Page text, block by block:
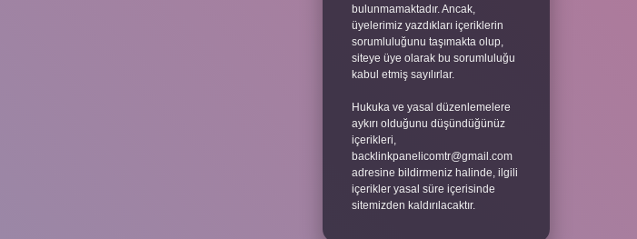
bulunmamaktadır. Ancak,
üyelerimiz yazdıkları içeriklerin
sorumluluğunu taşımakta olup,
siteye üye olarak bu sorumluluğu
kabul etmiş sayılırlar.
Hukuka ve yasal düzenlemelere
aykırı olduğunu düşündüğünüz
içerikleri,
backlinkpanelicomtr@gmail.com
adresine bildirmeniz halinde, ilgili
içerikler yasal süre içerisinde
sitemizden kaldırılacaktır.